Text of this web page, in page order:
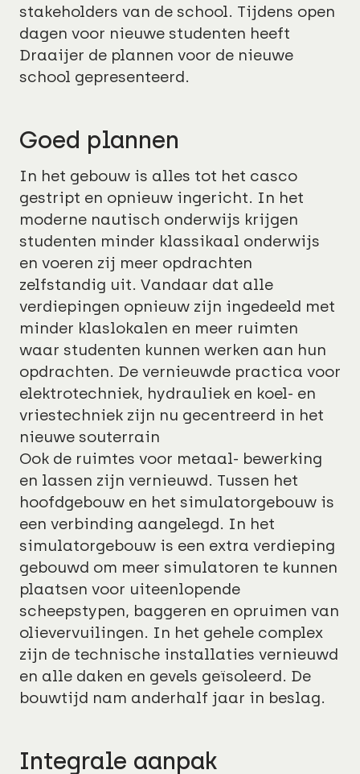
stakeholders van de school. Tijdens open
dagen voor nieuwe studenten heeft
Draaijer de plannen voor de nieuwe
school gepresenteerd.
Goed plannen
In het gebouw is alles tot het casco
gestript en opnieuw ingericht. In het
moderne nautisch onderwijs krijgen
studenten minder klassikaal onderwijs
en voeren zij meer opdrachten
zelfstandig uit. Vandaar dat alle
verdiepingen opnieuw zijn ingedeeld met
minder klaslokalen en meer ruimten
waar studenten kunnen werken aan hun
opdrachten. De vernieuwde practica voor
elektrotechniek, hydrauliek en koel- en
vriestechniek zijn nu gecentreerd in het
nieuwe souterrain
Ook de ruimtes voor metaal- bewerking
en lassen zijn vernieuwd. Tussen het
hoofdgebouw en het simulatorgebouw is
een verbinding aangelegd. In het
simulatorgebouw is een extra verdieping
gebouwd om meer simulatoren te kunnen
plaatsen voor uiteenlopende
scheepstypen, baggeren en opruimen van
olievervuilingen. In het gehele complex
zijn de technische installaties vernieuwd
en alle daken en gevels geïsoleerd. De
bouwtijd nam anderhalf jaar in beslag.
Integrale aanpak